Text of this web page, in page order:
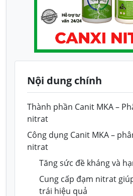
Nội dung chính
Thành phần Canit MKA –
nitrat
Công dụng Canit MKA –
nitrat
Tăng sức đề kháng và
Cung cấp đạm nitrat
trái hiệu quả